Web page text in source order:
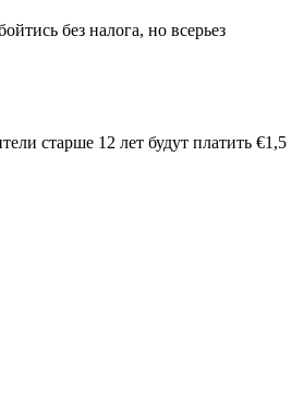
без налога, но всерьез
старше 12 лет будут платить €1,5